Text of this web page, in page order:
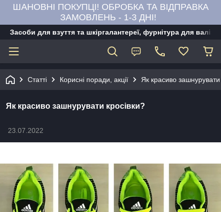
ШАНОВНІ ПОКУПЦІ! ОБРОБКА ТА ВІДПРАВКА
ЗАМОВЛЕНЬ - 1-3 ДНІ!
Засоби для взуття та шкіргалантереї, фурнітура для
Статті Корисні поради, акції Як красиво зашнурувати
Як красиво зашнурувати кросівки?
23.07.2022